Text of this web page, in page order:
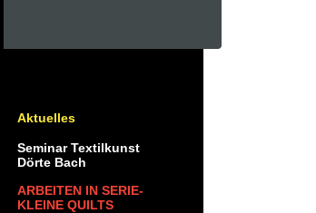
Aktuelles
Seminar Textilkunst
Dörte Bach
ARBEITEN IN SERIE-
KLEINE QUILTS